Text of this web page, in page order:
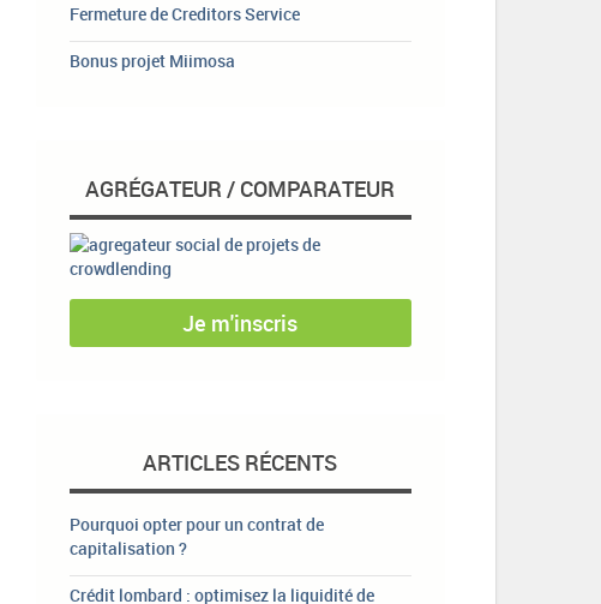
Fermeture de Creditors Service
Bonus projet Miimosa
AGRÉGATEUR / COMPARATEUR
Je m'inscris
ARTICLES RÉCENTS
Pourquoi opter pour un contrat de
capitalisation ?
Crédit lombard : optimisez la liquidité de